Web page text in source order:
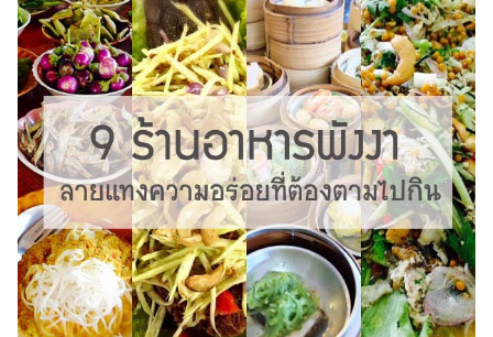
บันเทิง
รูปภาพ
ดู
หนัง
Music
Station
ละคร
บันเทิง
เกาหลี